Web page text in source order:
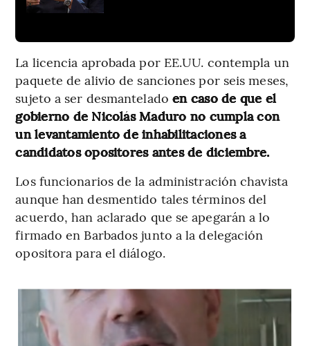
La licencia aprobada por EE.UU. contempla un
paquete de alivio de sanciones por seis meses,
sujeto a ser desmantelado en caso de que el
gobierno de Nicolás Maduro no cumpla con
un levantamiento de inhabilitaciones a
candidatos opositores antes de diciembre.
Los funcionarios de la administración chavista
aunque han desmentido tales términos del
acuerdo, han aclarado que se apegarán a lo
firmado en Barbados junto a la delegación
opositora para el diálogo.